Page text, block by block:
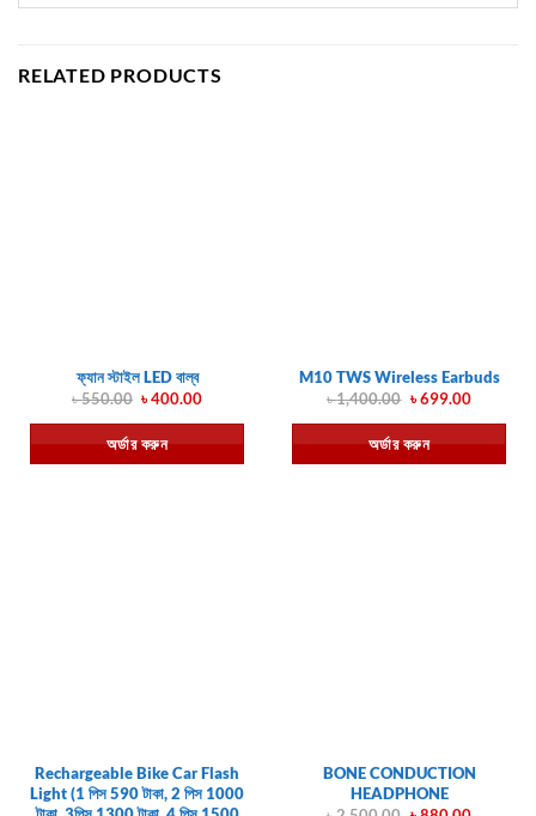
RELATED PRODUCTS
ফ্যান স্টাইল LED বাল্ব
৳550.00 Original
was:
৳ 550.00.
৳400.00Current
is:
৳ 400.00.
অর্ডার করুন
M10 TWS Wireless Earbuds
৳1,400.00 Original
was:
৳ 1,400.00.
৳699.00Current
is:
৳ 699.00.
অর্ডার করুন
Rechargeable Bike Car Flash
Light (1 পিস 590 টাকা, 2 পিস 1000
BONE CONDUCTION
HEADPHONE